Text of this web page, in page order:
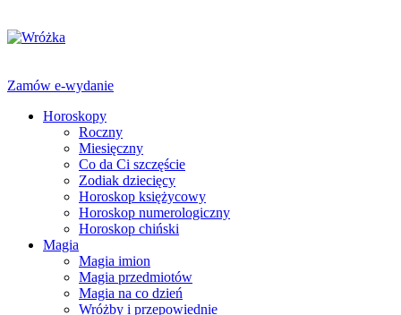
Zamów e-wydanie
Horoskopy
Roczny
Miesięczny
Co da Ci szczęście
Zodiak dziecięcy
Horoskop księżycowy
Horoskop numerologiczny
Horoskop chiński
Magia
Magia imion
Magia przedmiotów
Magia na co dzień
Wróżby i przepowiednie